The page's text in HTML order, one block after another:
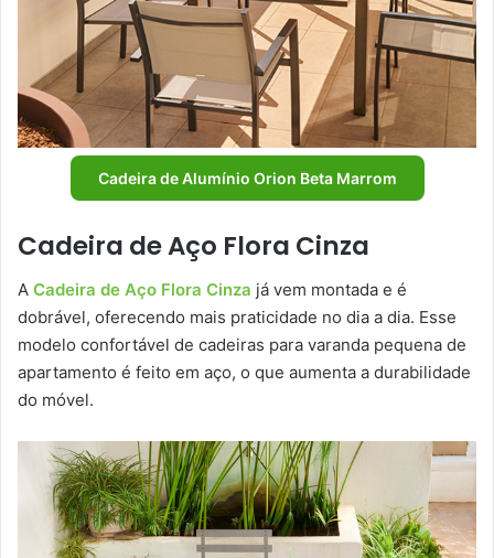
Cadeira de Alumínio Orion Beta Marrom
Cadeira de Aço Flora Cinza
A Cadeira de Aço Flora Cinza já vem montada e é
dobrável, oferecendo mais praticidade no dia a dia. Esse
modelo confortável de cadeiras para varanda pequena de
apartamento é feito em aço, o que aumenta a durabilidade
do móvel.